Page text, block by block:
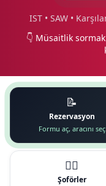
IST • SAW •
👇 Müsaitlik
📝
Rezervasyon
Formu aç, aracını seç
🧑‍✈️
Şoförler